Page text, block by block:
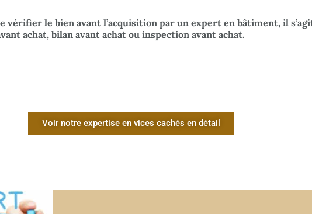
vérifier le bien avant l’acquisition par un expert en bâtiment, il
achat, bilan avant achat ou inspection avant achat.
Voir notre expertise en vices cachés en détail